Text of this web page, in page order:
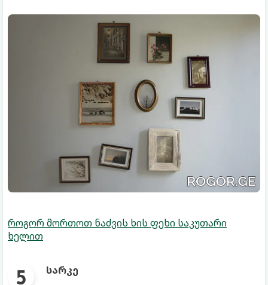
როგორ მორთოთ ნაძვის ხის ფეხი საკუთარი
ხელით
სარკე